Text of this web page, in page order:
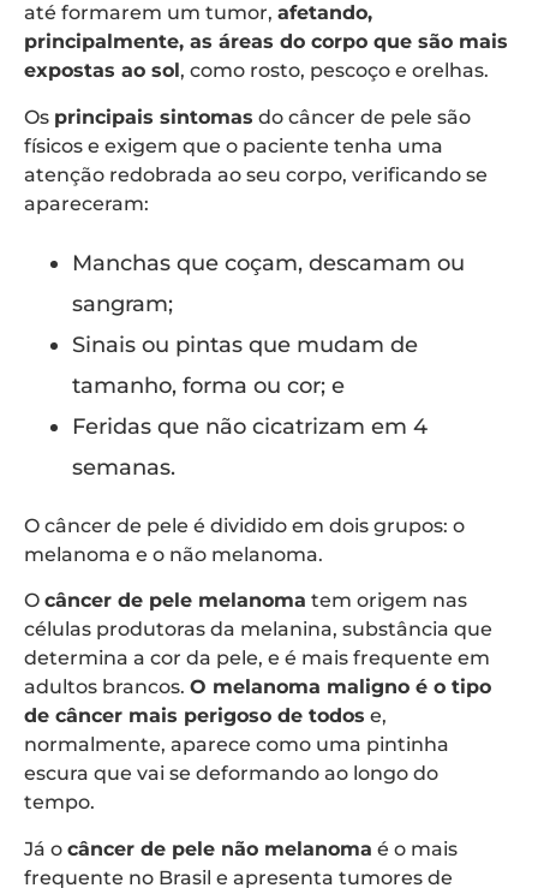
até formarem um tumor, afetando,
principalmente, as áreas do corpo que são mais
expostas ao sol, como rosto, pescoço e orelhas.
Os principais sintomas do câncer de pele são
físicos e exigem que o paciente tenha uma
atenção redobrada ao seu corpo, verificando se
apareceram:
Manchas que coçam, descamam ou
sangram;
Sinais ou pintas que mudam de
tamanho, forma ou cor; e
Feridas que não cicatrizam em 4
semanas.
O câncer de pele é dividido em dois grupos: o
melanoma e o não melanoma.
O câncer de pele melanoma tem origem nas
células produtoras da melanina, substância que
determina a cor da pele, e é mais frequente em
adultos brancos. O melanoma maligno é o tipo
de câncer mais perigoso de todos e,
normalmente, aparece como uma pintinha
escura que vai se deformando ao longo do
tempo.
Já o câncer de pele não melanoma é o mais
frequente no Brasil e apresenta tumores de